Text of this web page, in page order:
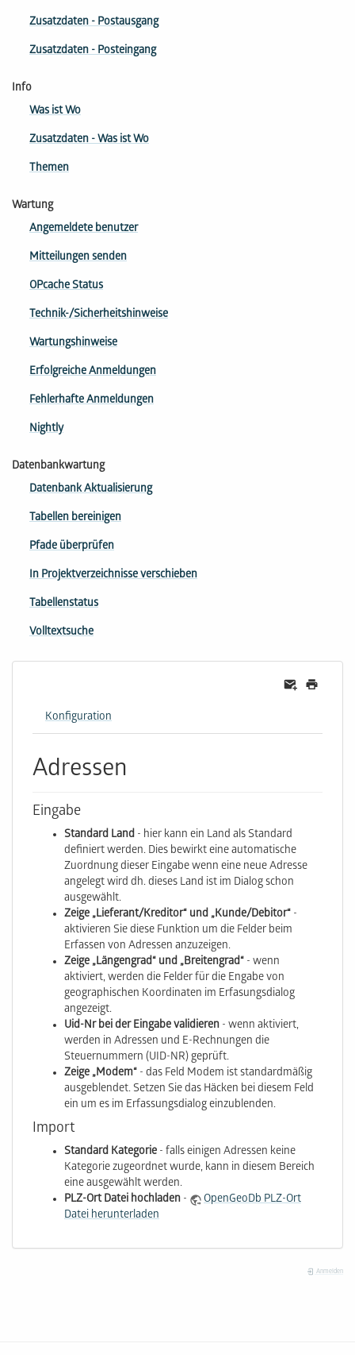
Zusatzdaten - Postausgang
Zusatzdaten - Posteingang
Info
Was ist Wo
Zusatzdaten - Was ist Wo
Themen
Wartung
Angemeldete benutzer
Mitteilungen senden
OPcache Status
Technik-/Sicherheitshinweise
Wartungshinweise
Erfolgreiche Anmeldungen
Fehlerhafte Anmeldungen
Nightly
Datenbankwartung
Datenbank Aktualisierung
Tabellen bereinigen
Pfade überprüfen
In Projektverzeichnisse verschieben
Tabellenstatus
Volltextsuche
Konfiguration
Adressen
Eingabe
Standard Land - hier kann ein Land als Standard
definiert werden. Dies bewirkt eine automatische
Zuordnung dieser Eingabe wenn eine neue Adresse
angelegt wird dh. dieses Land ist im Dialog schon
ausgewählt.
Zeige „Lieferant/Kreditor“ und „Kunde/Debitor“ -
aktivieren Sie diese Funktion um die Felder beim
Erfassen von Adressen anzuzeigen.
Zeige „Längengrad“ und „Breitengrad“ - wenn
aktiviert, werden die Felder für die Engabe von
geographischen Koordinaten im Erfasungsdialog
angezeigt.
Uid-Nr bei der Eingabe validieren - wenn aktiviert,
werden in Adressen und E-Rechnungen die
Steuernummern (UID-NR) geprüft.
Zeige „Modem“ - das Feld Modem ist standardmäßig
ausgeblendet. Setzen Sie das Häcken bei diesem Feld
ein um es im Erfassungsdialog einzublenden.
Import
Standard Kategorie - falls einigen Adressen keine
Kategorie zugeordnet wurde, kann in diesem Bereich
eine ausgewählt werden.
PLZ-Ort Datei hochladen -
OpenGeoDb PLZ-Ort
Datei herunterladen
Anmelden